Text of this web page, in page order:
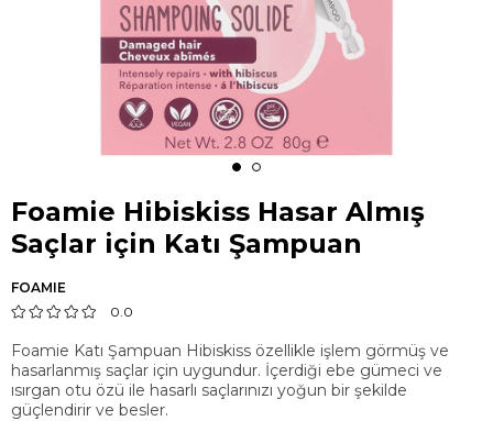
Foamie Hibiskiss Hasar Almış
Saçlar için Katı Şampuan
FOAMIE
0.0
Foamie Katı Şampuan Hibiskiss özellikle işlem görmüş ve
hasarlanmış saçlar için uygundur. İçerdiği ebe gümeci ve
ısırgan otu özü ile hasarlı saçlarınızı yoğun bir şekilde
güçlendirir ve besler.